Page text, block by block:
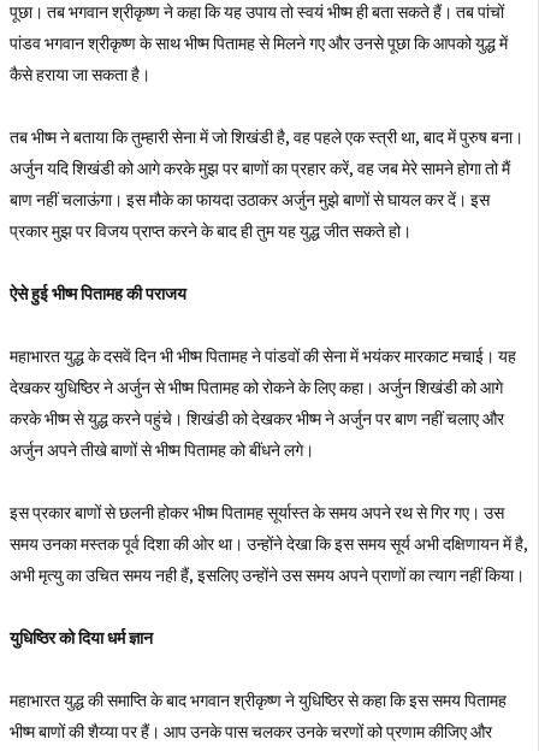
पूछा। तब भगवान श्रीकृष्ण ने कहा कि यह उपाय तो स्वयं भीष्म ही बता सकते हैं। तब पांचों
पांडव भगवान श्रीकृष्ण के साथ भीष्म पितामह से मिलने गए और उनसे पूछा कि आपको युद्ध में
कैसे हराया जा सकता है।
तब भीष्म ने बताया कि तुम्हारी सेना में जो शिखंडी है, वह पहले एक स्त्री था, बाद में पुरुष बना।
अर्जुन यदि शिखंडी को आगे करके मुझ पर बाणों का प्रहार करें, वह जब मेरे सामने होगा तो मैं
बाण नहीं चलाऊंगा। इस मौके का फायदा उठाकर अर्जुन मुझे बाणों से घायल कर दें। इस
प्रकार मुझ पर विजय प्राप्त करने के बाद ही तुम यह युद्ध जीत सकते हो।
ऐसे हुई भीष्म पितामह की पराजय
महाभारत युद्ध के दसवें दिन भी भीष्म पितामह ने पांडवों की सेना में भयंकर मारकाट मचाई। यह
देखकर युधिष्ठिर ने अर्जुन से भीष्म पितामह को रोकने के लिए कहा। अर्जुन शिखंडी को आगे
करके भीष्म से युद्ध करने पहुंचे। शिखंडी को देखकर भीष्म ने अर्जुन पर बाण नहीं चलाए और
अर्जुन अपने तीखे बाणों से भीष्म पितामह को बींधने लगे।
इस प्रकार बाणों से छलनी होकर भीष्म पितामह सूर्यास्त के समय अपने रथ से गिर गए। उस
समय उनका मस्तक पूर्व दिशा की ओर था। उन्होंने देखा कि इस समय सूर्य अभी दक्षिणायन में है,
अभी मृत्यु का उचित समय नही हैं, इसलिए उन्होंने उस समय अपने प्राणों का त्याग नहीं किया।
युधिष्ठिर को दिया धर्म ज्ञान
महाभारत युद्ध की समाप्ति के बाद भगवान श्रीकृष्ण ने युधिष्ठिर से कहा कि इस समय पितामह
भीष्म बाणों की शैय्या पर हैं। आप उनके पास चलकर उनके चरणों को प्रणाम कीजिए और